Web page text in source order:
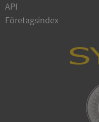
API
Företagsindex
ASP.NET_SessionId